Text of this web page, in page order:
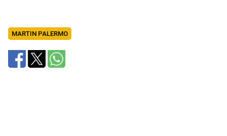
MARTIN PALERMO